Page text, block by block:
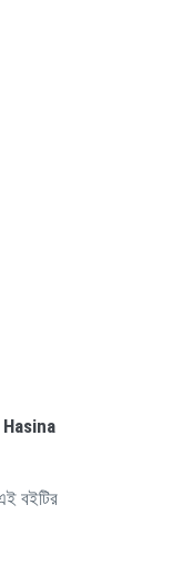
Hasina
বইটির